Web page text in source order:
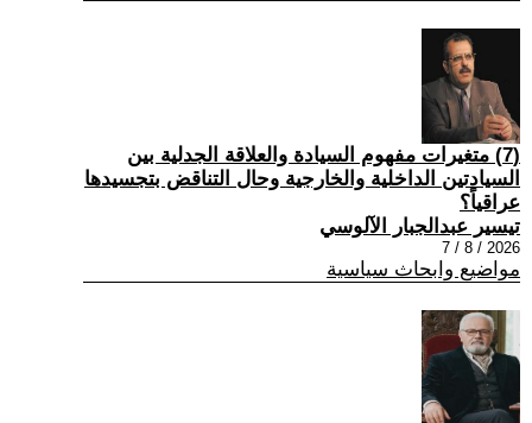
(7) متغيرات مفهوم السيادة والعلاقة الجدلية بين
السيادتين الداخلية والخارجية وحال التناقض بتجسيدها
عراقياً؟
تيسير عبدالجبار الآلوسي
2026 / 8 / 7
مواضيع وابحاث سياسية